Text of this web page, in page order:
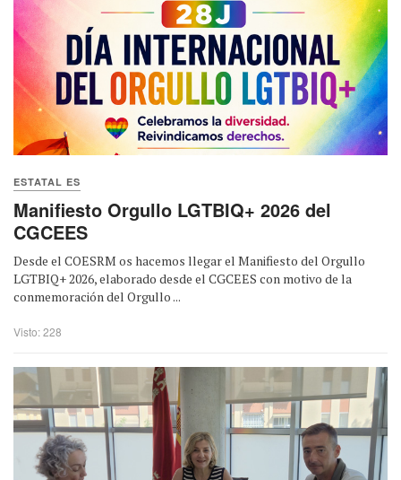
ESTATAL ES
Manifiesto Orgullo LGTBIQ+ 2026 del
CGCEES
Desde el COESRM os hacemos llegar el Manifiesto del Orgullo
LGTBIQ+ 2026, elaborado desde el CGCEES con motivo de la
conmemoración del Orgullo ...
Visto: 228